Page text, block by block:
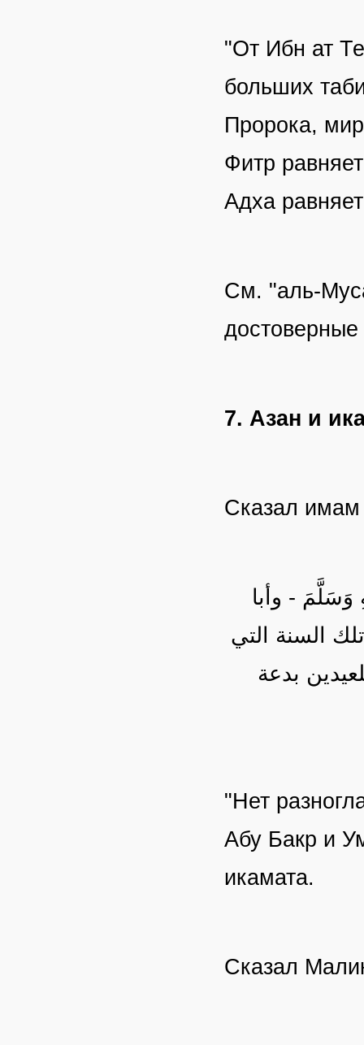
"От Ибн ат
больших
Пророка,
Фитр
Адха
См. "аль-
достоверные
7. Азан и
Сказал
وَسَلَّمَ - وأبا
السنة التي
بدعة
"Нет
Абу Бакр и
икамата.
Сказал